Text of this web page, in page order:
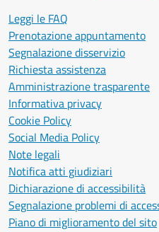
Leggi le FAQ
Prenotazione appuntamento
Segnalazione disservizio
Richiesta assistenza
Amministrazione trasparente
Informativa privacy
Cookie Policy
Social Media Policy
Note legali
Notifica atti giudiziari
Dichiarazione di accessibilità
Segnalazione problemi di
Piano di miglioramento del sito